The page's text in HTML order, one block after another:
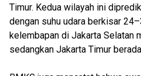
Timur. Kedua wilayah ini
dengan suhu udara berkisar
kelembapan di Jakarta Selatan
sedangkan Jakarta Timur